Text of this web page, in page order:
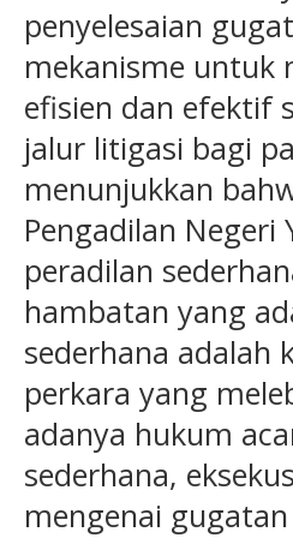
penyelesaian
mekanisme untuk
efisien dan efektif
jalur litigasi bagi
menunjukkan
Pengadilan
peradilan
hambatan yang
sederhana adalah
perkara yang
adanya hukum
sederhana,
mengenai